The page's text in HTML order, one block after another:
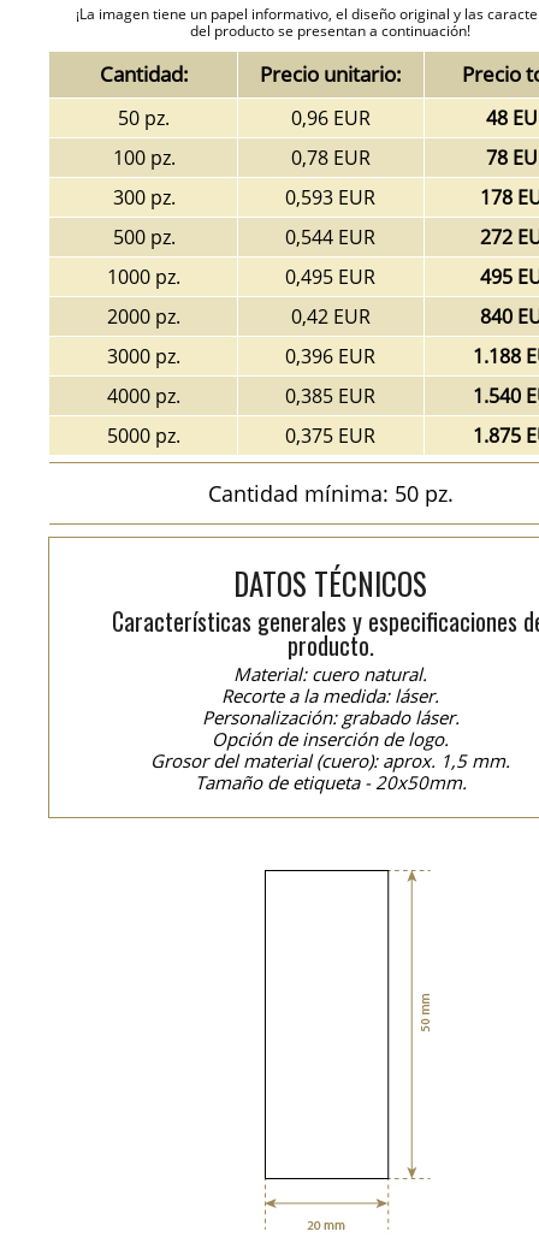
¡La imagen tiene un papel informativo, el diseño original y las
del producto se presentan a continuación!
Cantidad: Precio unitario: Precio
50 pz. 0,96 EUR
48
100 pz.
0,78 EUR
78
300 pz.
0,593 EUR
178
500 pz.
0,544 EUR
272
1000 pz.
0,495 EUR
495
2000 pz.
0,42 EUR
840
3000 pz.
0,396 EUR
1.188
4000 pz.
0,385 EUR
1.540
5000 pz.
0,375 EUR 1.875
Cantidad mínima: 50 pz.
DATOS TÉCNICOS
Características generales y especificaciones
producto.
Material: cuero natural.
Recorte a la medida: láser.
Personalización: grabado láser.
Opción de inserción de logo.
Grosor del material (cuero): aprox. 1,5 mm.
Tamaño de etiqueta - 20x50mm.